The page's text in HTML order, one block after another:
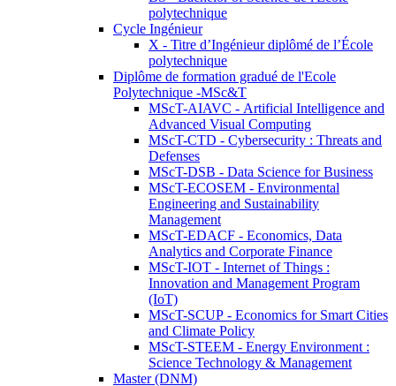
polytechnique
Cycle Ingénieur
X - Titre d’Ingénieur diplômé de l’École
polytechnique
Diplôme de formation gradué de l'Ecole
Polytechnique -MSc&T
MScT-AIAVC - Artificial Intelligence and
Advanced Visual Computing
MScT-CTD - Cybersecurity : Threats and
Defenses
MScT-DSB - Data Science for Business
MScT-ECOSEM - Environmental
Engineering and Sustainability
Management
MScT-EDACF - Economics, Data
Analytics and Corporate Finance
MScT-IOT - Internet of Things :
Innovation and Management Program
(IoT)
MScT-SCUP - Economics for Smart Cities
and Climate Policy
MScT-STEEM - Energy Environment :
Science Technology & Management
Master (DNM)